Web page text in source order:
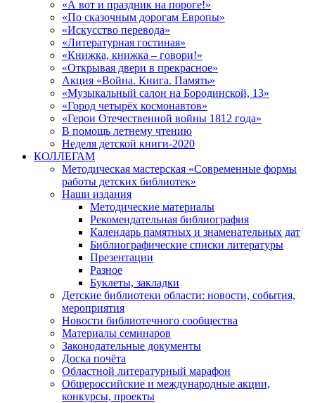
«А вот и праздник на пороге!»
«По сказочным дорогам Европы»
«Искусство перевода»
«Литературная гостиная»
«Книжка, книжка – говори!»
«Открывая двери в прекрасное»
Акция «Война. Книга. Память»
«Музыкальный салон на Бородинской, 13»
«Город четырёх космонавтов»
«Герои Отечественной войны 1812 года»
В помощь летнему чтению
Неделя детской книги-2020
КОЛЛЕГАМ
Методическая мастерская «Современные формы
работы детских библиотек»
Наши издания
Методические материалы
Рекомендательная библиография
Календарь памятных и знаменательных дат
Библиографические списки литературы
Презентации
Разное
Буклеты, закладки
Детские библиотеки области: новости, события,
мероприятия
Новости библиотечного сообщества
Материалы семинаров
Законодательные документы
Доска почёта
Областной литературный марафон
Общероссийские и международные акции,
конкурсы, проекты